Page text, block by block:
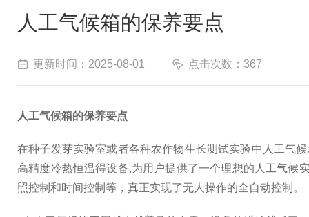
人工气候箱的保养要点
更新时间：2025-08-01 点击次数：367
人工气候箱的保养要点
在种子发芽实验室或者各种农作物生长测试实验中人工气
高精度冷热恒温得设备,为用户提供了一个理想的人工气候
照控制和时间控制等，真正实现了无人操作的全自动控制。